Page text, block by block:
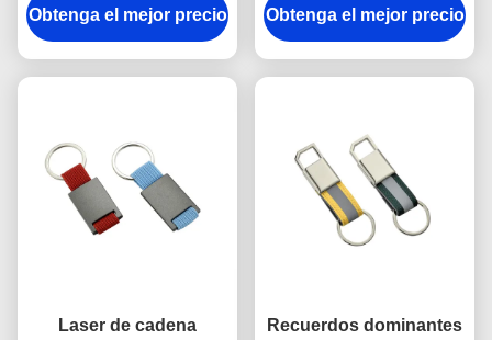
la aleación del cinc del
gancho grabó llaveros
Obtenga el mejor precio
ABS del trapezoide
platean el
Obtenga el mejor precio
Laser de cadena
Recuerdos dominantes